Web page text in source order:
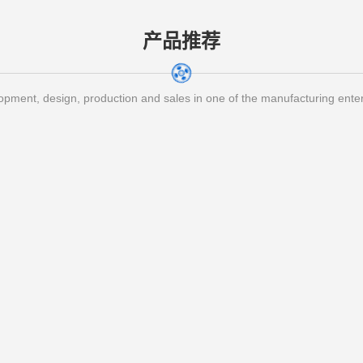
产品推荐
design, production and sales in one of the manufacturing